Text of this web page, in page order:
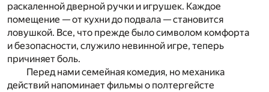
раскаленной дверной ручки и игрушек. Каждое
помещение — от кухни до подвала — становится
ловушкой. Все, что прежде было символом комфорта
и безопасности, служило невинной игре, теперь
причиняет боль.
Перед нами семейная комедия, но механика
действий напоминает фильмы о полтергейсте